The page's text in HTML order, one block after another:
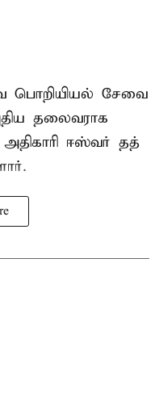
பொறியியல் சேவை
தலைவராக
ஈஸ்வர் தத்